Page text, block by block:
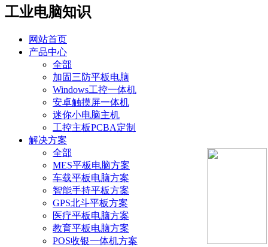
工业电脑知识
网站首页
产品中心
全部
加固三防平板电脑
Windows工控一体机
安卓触摸屏一体机
迷你小电脑主机
工控主板PCBA定制
解决方案
全部
MES平板电脑方案
车载平板电脑方案
智能手持平板方案
GPS北斗平板方案
医疗平板电脑方案
教育平板电脑方案
POS收银一体机方案